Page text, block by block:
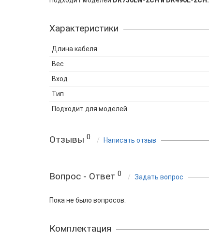
Характеристики
Длина кабеля
Вес
Вход
Тип
Подходит для моделей
Отзывы 0 Написать отзыв
Вопрос - Ответ 0 Задать вопрос
Пока не было вопросов.
Комплектация